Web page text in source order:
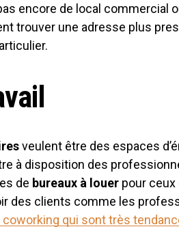
encore de local commercial
trouver une adresse plus
veulent être des espaces
à disposition des
de bureaux à louer pour
des clients comme les
coworking qui sont très